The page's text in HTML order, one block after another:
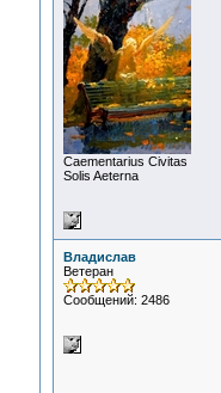
Сaementarius Civitas
Solis Aeterna
Владислав
Ветеран
Сообщений: 2486